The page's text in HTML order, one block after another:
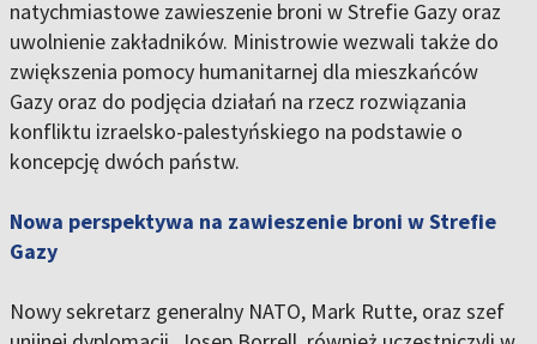
natychmiastowe zawieszenie broni w Strefie Gazy oraz
uwolnienie zakładników. Ministrowie wezwali także do
zwiększenia pomocy humanitarnej dla mieszkańców
Gazy oraz do podjęcia działań na rzecz rozwiązania
konfliktu izraelsko-palestyńskiego na podstawie o
koncepcję dwóch państw.
Nowa perspektywa na zawieszenie broni w Strefie
Gazy
Nowy sekretarz generalny NATO, Mark Rutte, oraz szef